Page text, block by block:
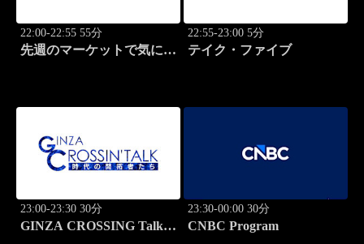
22:00-22:55 55分
先週のマーケットで気にな
22:55-23:00 5分
テイク・ファイブ
23:00-23:30 30分
GINZA CROSSING Talk
23:30-00:00 30分
CNBC Program